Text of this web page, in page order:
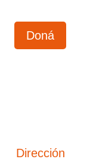
Doná
Dirección